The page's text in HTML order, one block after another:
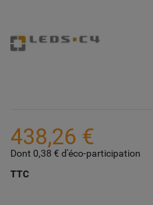
438,26 €
Dont 0,38 € d'éco-participation
TTC